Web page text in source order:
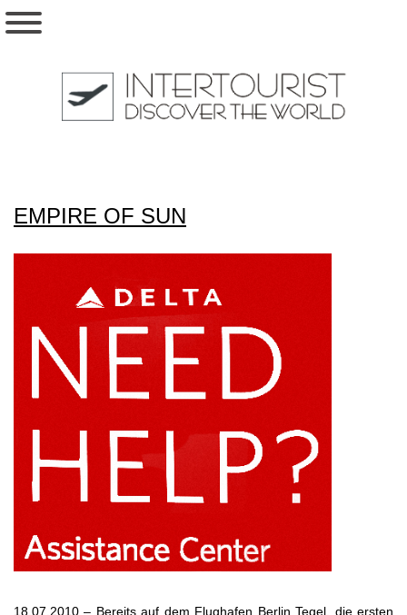
EMPIRE OF SUN
18.07.2010 – Bereits auf dem Flughafen Berlin Tegel, die ersten